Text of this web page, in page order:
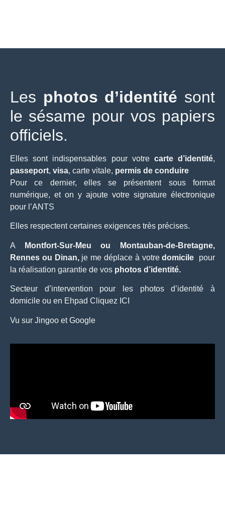
Les photos d’identité sont
le sésame pour vos papiers
officiels.
Elles sont indispensables pour votre carte d’identité,
passeport, visa, carte vitale, permis de conduire
Pour ce dernier, elles se présentent sous format
numérique, et on y ajoute votre signature électronique
pour l’ANTS
Elles respectentcertaines exigences très précises.
A
Montfort-Sur-Meu ou Montauban-de-Bretagne,
Rennes ou Dinan, je me déplace à votredomicile pour
la réalisation garantie de vos photos d’identité.
Secteur d’intervention pour les photos d’identité à
domicile ou en Ehpad Cliquez ICI
Vu sur Jingoo etGoogle